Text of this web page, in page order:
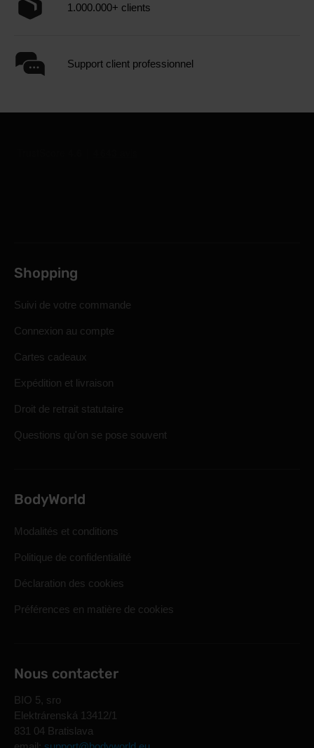
1.000.000+ clients
Support client professionnel
Shopping
Suivi de votre commande
Connexion au compte
Cartes cadeaux
Expédition et livraison
Droit de retrait statutaire
Questions qu'on se pose souvent
BodyWorld
Modalités et conditions
Politique de confidentialité
Déclaration des cookies
Préférences en matière de cookies
Nous contacter
BIO 5, sro
Elektrárenská 13412/1
831 04 Bratislava